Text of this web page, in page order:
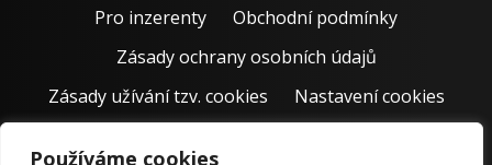
Používáme cookies
Pro inzerenty
Obchodní podmínky
Zásady ochrany osobních údajů
Zásady užívání tzv. cookies
Nastavení cookies